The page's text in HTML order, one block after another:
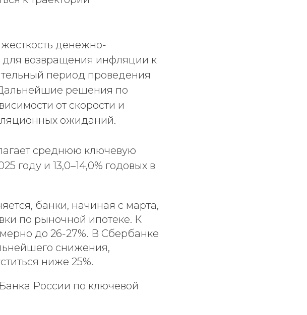
денежно-
для возвращения инфляции к
период проведения
решения по
от скорости и
ожиданий.
среднюю ключевую
году и 13,0–14,0% годовых в
банки, начиная с марта,
по рыночной ипотеке. К
до 26-27%. В Сбербанке
снижения,
ниже 25%.
России по ключевой